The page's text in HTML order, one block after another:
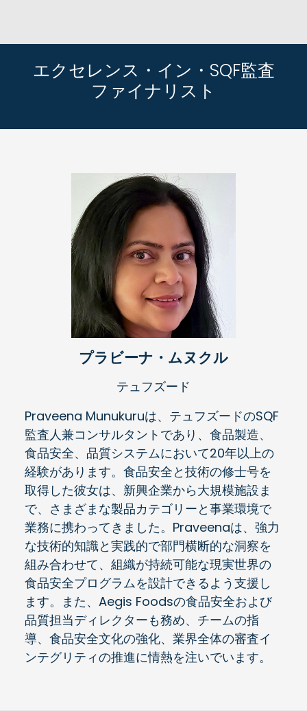
エクセレンス・イン・SQF監査
ファイナリスト
プラビーナ・ムヌクル
テュフズード
Praveena Munukuruは、テュフズードのSQF
監査人兼コンサルタントであり、食品製造、
食品安全、品質システムにおいて20年以上の
経験があります。食品安全と技術の修士号を
取得した彼女は、新興企業から大規模施設ま
で、さまざまな製品カテゴリーと事業環境で
業務に携わってきました。Praveenaは、強力
な技術的知識と実践的で部門横断的な洞察を
組み合わせて、組織が持続可能な現実世界の
食品安全プログラムを設計できるよう支援し
ます。また、Aegis Foodsの食品安全および
品質担当ディレクターも務め、チームの指
導、食品安全文化の強化、業界全体の審査イ
ンテグリティの推進に情熱を注いでいます。